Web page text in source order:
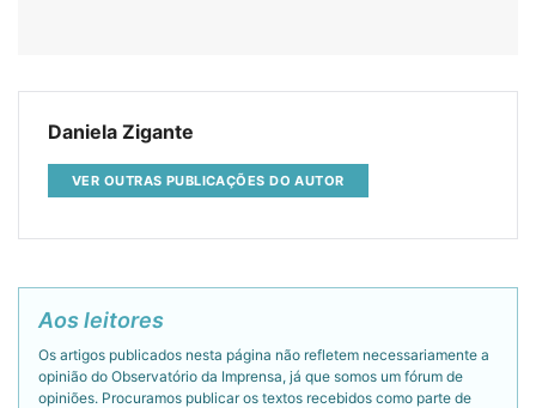
Daniela Zigante
VER OUTRAS PUBLICAÇÕES DO AUTOR
Aos leitores
Os artigos publicados nesta página não refletem necessariamente a
opinião do Observatório da Imprensa, já que somos um fórum de
opiniões. Procuramos publicar os textos recebidos como parte de